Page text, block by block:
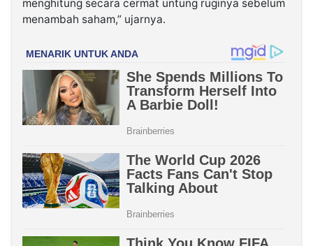
menghitung secara cermat untung ruginya sebelum
menambah saham,” ujarnya.